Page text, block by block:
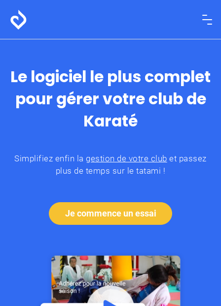
Le logiciel le plus complet
pour gérer votre club de
Karaté
Simplifiez enfin la gestion de votre club et passez
plus de temps sur le tatami !
Je commence un essai